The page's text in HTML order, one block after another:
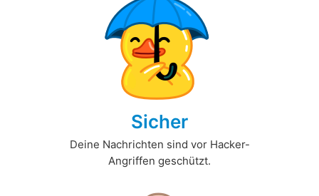
Sicher
Deine Nachrichten sind vor Hacker-
Angriffen geschützt.